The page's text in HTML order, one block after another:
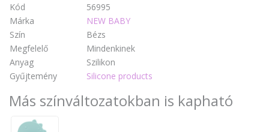
Kód
56995
Márka
NEW BABY
Szín
Bézs
Megfelelő
Mindenkinek
Anyag
Szilikon
Gyűjtemény
Silicone products
Más színváltozatokban is kapható